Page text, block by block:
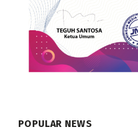
POPULAR NEWS